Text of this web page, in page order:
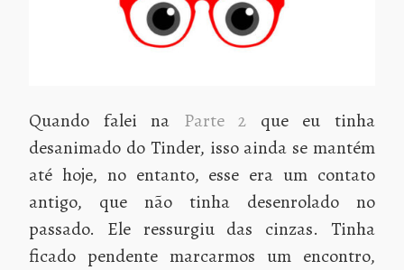
Quando falei na Parte 2 que eu tinha
desanimado do Tinder, isso ainda se mantém
até hoje, no entanto, esse era um contato
antigo, que não tinha desenrolado no
passado. Ele ressurgiu das cinzas. Tinha
ficado pendente marcarmos um encontro,